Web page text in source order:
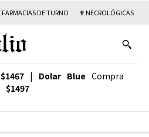
FARMACIAS DE TURNO ✟ NECROLÓGICAS
$1467 | Dolar Blue Compra
$1497